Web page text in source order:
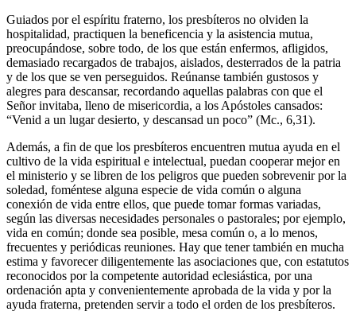
Guiados por el espíritu fraterno, los presbíteros no olviden la
hospitalidad, practiquen la beneficencia y la asistencia mutua,
preocupándose, sobre todo, de los que están enfermos, afligidos,
demasiado recargados de trabajos, aislados, desterrados de la patria
y de los que se ven perseguidos. Reúnanse también gustosos y
alegres para descansar, recordando aquellas palabras con que el
Señor invitaba, lleno de misericordia, a los Apóstoles cansados:
“Venid a un lugar desierto, y descansad un poco” (Mc., 6,31).
Además, a fin de que los presbíteros encuentren mutua ayuda en el
cultivo de la vida espiritual e intelectual, puedan cooperar mejor en
el ministerio y se libren de los peligros que pueden sobrevenir por la
soledad, foméntese alguna especie de vida común o alguna
conexión de vida entre ellos, que puede tomar formas variadas,
según las diversas necesidades personales o pastorales; por ejemplo,
vida en común; donde sea posible, mesa común o, a lo menos,
frecuentes y periódicas reuniones. Hay que tener también en mucha
estima y favorecer diligentemente las asociaciones que, con estatutos
reconocidos por la competente autoridad eclesiástica, por una
ordenación apta y convenientemente aprobada de la vida y por la
ayuda fraterna, pretenden servir a todo el orden de los presbíteros.